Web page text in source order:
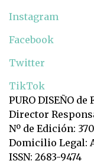
Instagram
Facebook
Twitter
TikTok
PURO DISEÑO de
Director
Nº de Edición:
Domicilio Legal:
ISSN: 2683-9474